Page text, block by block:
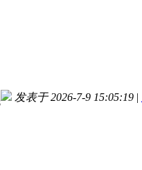
发表于 2026-7-9 15:05:19 |